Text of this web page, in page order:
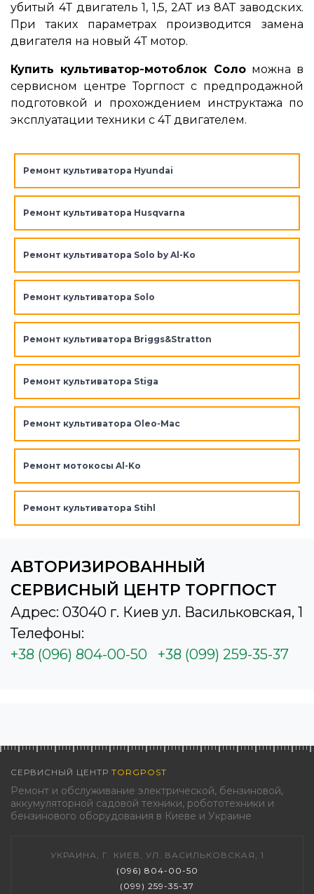
убитый 4Т двигатель 1, 1,5, 2АТ из 8АТ заводских.
При таких параметрах производится замена
двигателя на новый 4Т мотор.
Купить культиватор-мотоблок Соломожна в
сервисном центре Торгпост с предпродажной
подготовкой и прохождением инструктажа по
эксплуатации техники с 4Т двигателем.
Ремонт культиватора Hyundai
Ремонт культиватора Husqvarna
Ремонт культиватора Solo by Al-Ko
Ремонт культиватора Solo
Ремонт культиватора Briggs&Stratton
Ремонт культиватора Stiga
Ремонт культиватора Oleo-Mac
Ремонт мотокосы Al-Ko
Ремонт культиватора Stihl
АВТОРИЗИРОВАННЫЙ
СЕРВИСНЫЙ ЦЕНТР ТОРГПОСТ
Адрес: 03040 г. Киев ул. Васильковская, 1
Телефоны:
+38 (096) 804-00-50
+38 (099) 259-35-37
СЕРВИСНЫЙ ЦЕНТР TORGPOST
Ремонт и обслуживание электрической, бензиновой,
аккумуляторной садовой техники, робототехники и
бензинового оборудования в Киеве и Украине
УКРАИНА, Г. КИЕВ, УЛ. ВАСИЛЬКОВСКАЯ, 1
(096) 804-00-50
(099) 259-35-37